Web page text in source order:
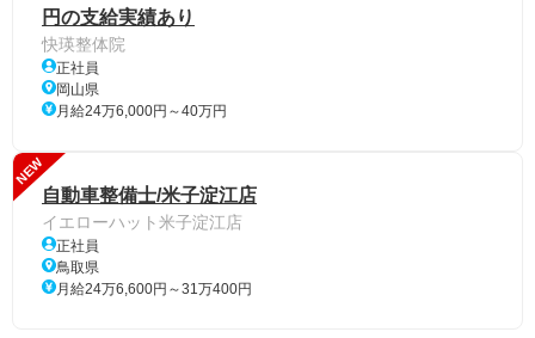
円の支給実績あり
快瑛整体院
正社員
岡山県
月給24万6,000円～40万円
NEW
自動車整備士/米子淀江店
イエローハット米子淀江店
正社員
鳥取県
月給24万6,600円～31万400円